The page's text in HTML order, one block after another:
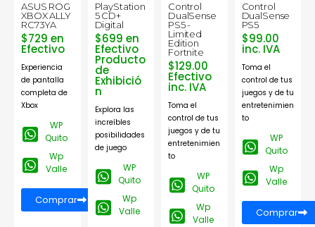
ASUS ROG
XBOX ALLY
RC73YA
$729 en
Efectivo
Experiencia
de pantalla
completa de
Xbox
WP
Quito
Wp
Valle
Comprar
PlayStation
5 CD+
Digital
$699 en
Efectivo
Producto
de
Exhibició
n
Explora las
increíbles
posibilidades
de juego
WP
Quito
Wp
Valle
Control
DualSense
PS5 -
Limited
Edition
Fortnite
$129.00
Efectivo
inc. IVA
Toma el
control de tus
juegos y de tu
entretenimien
to
WP
Quito
Wp
Valle
Control
DualSense
PS5
$99.00
inc. IVA
Toma el
control de tus
juegos y de tu
entretenimien
to
WP
Quito
Wp
Valle
Comprar